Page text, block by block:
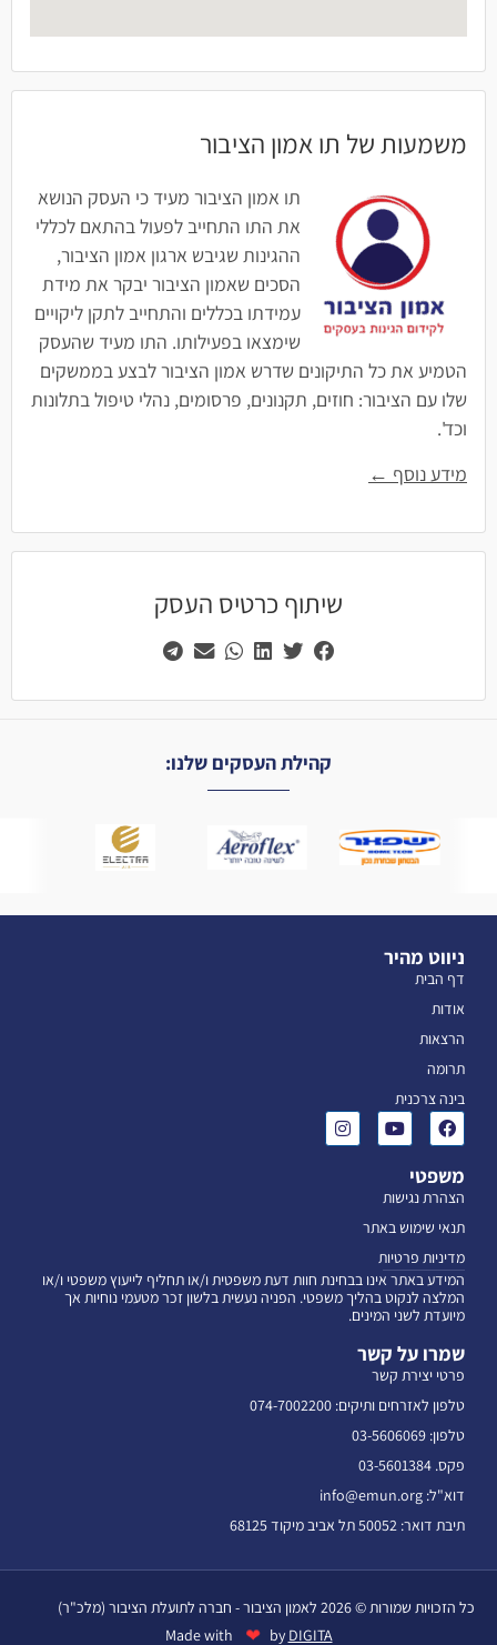
משמעות של תו אמון הציבור
תו אמון הציבור מעיד כי העסק הנושא
את התו התחייב לפעול בהתאם לכללי
ההגינות שגיבש ארגון אמון הציבור,
הסכים שאמון הציבור יבקר את מידת
עמידתו בכללים והתחייב לתקן ליקויים
שימצאו בפעילותו. התו מעיד שהעסק
הטמיע את כל התיקונים שדרש אמון הציבור לבצע בממשקים
שלו עם הציבור: חוזים, תקנונים, פרסומים, נהלי טיפול בתלונות
וכד'.
מידע נוסף ←
שיתוף כרטיס העסק
קהילת העסקים שלנו:
ניווט מהיר
דף הבית
אודות
הרצאות
תרומה
בינה צרכנית
משפטי
הצהרת נגישות
תנאי שימוש באתר
מדיניות פרטיות
המידע באתר אינו בבחינת חוות דעת משפטית ו/או תחליף לייעוץ משפטי ו/או
המלצה לנקוט בהליך משפטי. הפניה נעשית בלשון זכר מטעמי נוחיות אך
מיועדת לשני המינים.
שמרו על קשר
פרטי יצירת קשר
טלפון לאזרחים ותיקים: 074-7002200
טלפון: 03-5606069
פקס. 03-5601384
דוא"ל: info@emun.org
תיבת דואר: 50052 תל אביב מיקוד 68125
כל הזכויות שמורות © 2026 לאמון הציבור - חברה לתועלת הציבור (מלכ"ר)
Made with
❤ by DIGITA